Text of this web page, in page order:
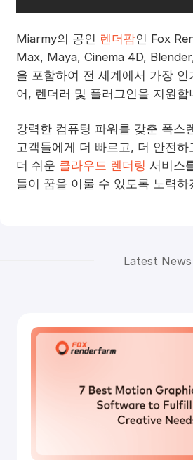
Miarmy의 공인 렌더팜인 Fox
Max, Maya, Cinema 4D,
을 포함하여 전 세계에서 가장 인
어, 렌더러 및 플러그인을 지원합
강력한 컴퓨팅 파워를 갖춘 폭스
고객들에게 더 빠르고, 더 안전
더 쉬운 클라우드 렌더링 서비스
들이 꿈을 이룰 수 있도록 노력하
Latest News